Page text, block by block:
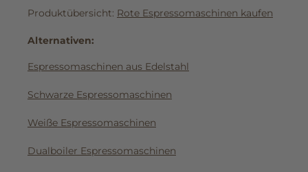
Produktübersicht: Rote Espressomaschinen kaufen
Alternativen:
Espressomaschinen aus Edelstahl
Schwarze Espressomaschinen
Weiße Espressomaschinen
Dualboiler Espressomaschinen